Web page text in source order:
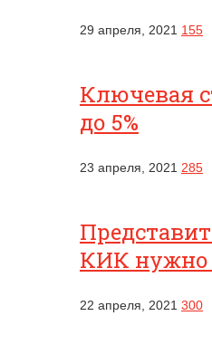
29 апреля, 2021 155
Ключевая
до 5%
23 апреля, 2021 285
КИК нужно
22 апреля, 2021 300